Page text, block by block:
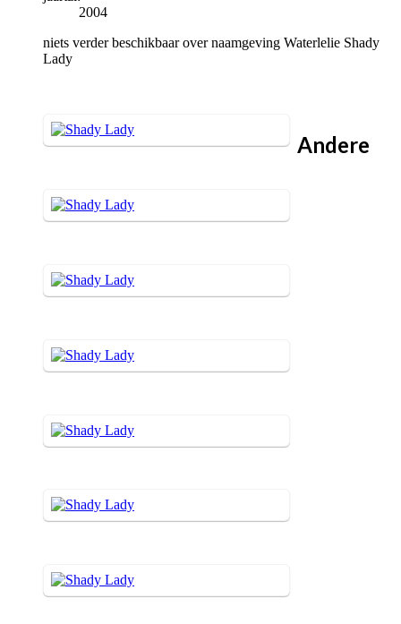
2004
niets verder beschikbaar over naamgeving Waterlelie Shady
Lady
Andere